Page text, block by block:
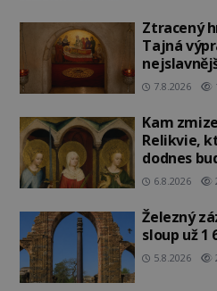
Ztracený
Tajná
7.8.2026
Kam
Relikvie,
dodnes
6.8.2026
Železný
sloup už 1
5.8.2026